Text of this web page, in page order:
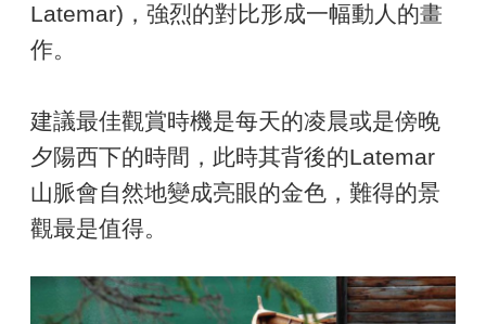
Latemar)，強烈的對比形成一幅動人的畫
作。
建議最佳觀賞時機是每天的凌晨或是傍晚
夕陽西下的時間，此時其背後的Latemar
山脈會自然地變成亮眼的金色，難得的景
觀最是值得。